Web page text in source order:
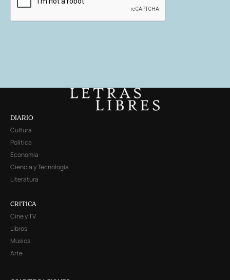
DIARIO
Cultura
Política
Economía
Ciencia y Tecnología
Literatura
CRITICA
Cine y TV
Libros
Música
Arte